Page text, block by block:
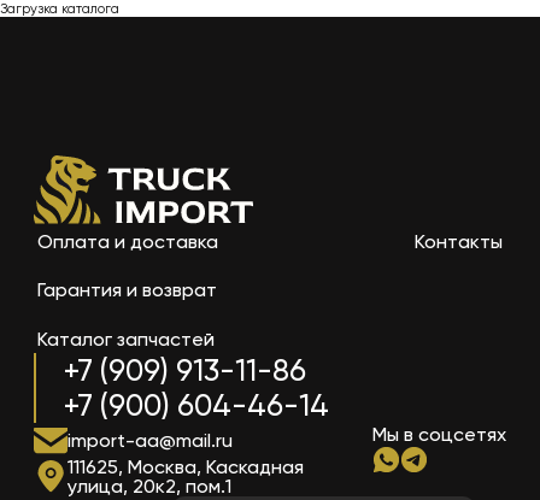
Загрузка каталога
+7 (909) 913-11-86
+7 (900) 604-46-14
Оплата и доставка
Гарантия и возврат
Каталог запчастей
Контакты
import-aa@mail.ru
111625, Москва, Каскадная
улица, 20к2, пом.1
Мы в соцсетях